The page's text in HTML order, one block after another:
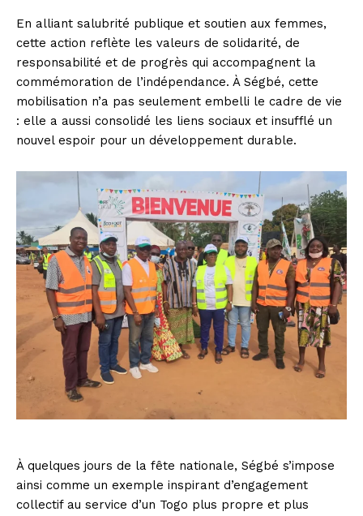
En alliant salubrité publique et soutien aux femmes,
cette action reflète les valeurs de solidarité, de
responsabilité et de progrès qui accompagnent la
commémoration de l’indépendance. À Ségbé, cette
mobilisation n’a pas seulement embelli le cadre de vie
: elle a aussi consolidé les liens sociaux et insufflé un
nouvel espoir pour un développement durable.
À quelques jours de la fête nationale, Ségbé s’impose
ainsi comme un exemple inspirant d’engagement
collectif au service d’un Togo plus propre et plus